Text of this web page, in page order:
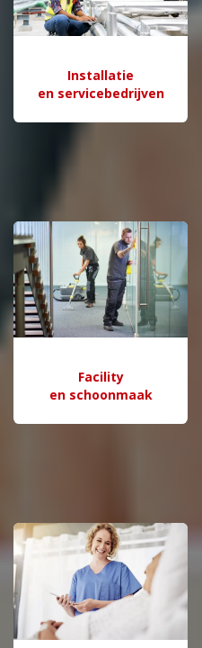
Installatie
en servicebedrijven
Facility
en schoonmaak